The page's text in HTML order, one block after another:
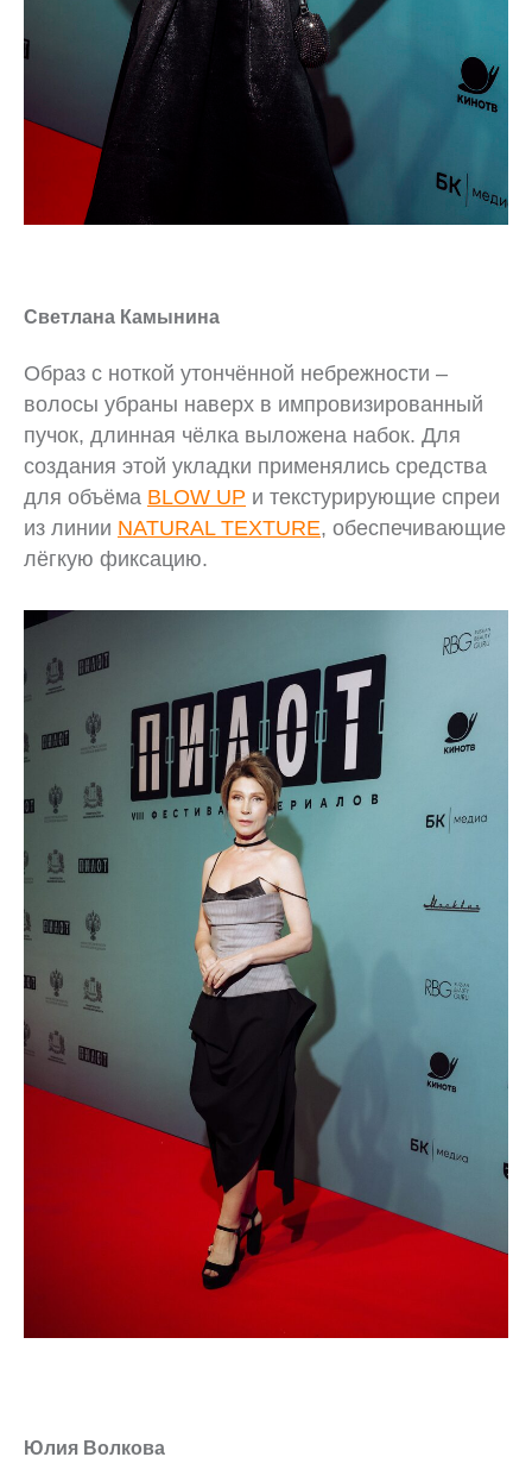
Светлана Камынина
Образ с ноткой утончённой небрежности –
волосы убраны наверх в импровизированный
пучок, длинная чёлка выложена набок. Для
создания этой укладки применялись средства
для объёма BLOW UP и текстурирующие спреи
из линии NATURAL TEXTURE, обеспечивающие
лёгкую фиксацию.
Юлия Волкова